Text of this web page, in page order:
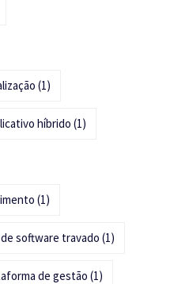
(1)
híbrido (1)
(1)
software travado (1)
de gestão (1)